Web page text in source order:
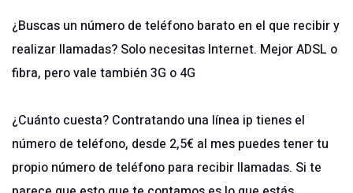
¿Buscas un número de teléfono barato en el que recibir y
realizar llamadas? Solo necesitas Internet. Mejor ADSL o
fibra, pero vale también 3G o 4G
¿Cuánto cuesta? Contratando una línea ip tienes el
número de teléfono, desde 2,5€ al mes puedes tener tu
propio número de teléfono para recibir llamadas. Si te